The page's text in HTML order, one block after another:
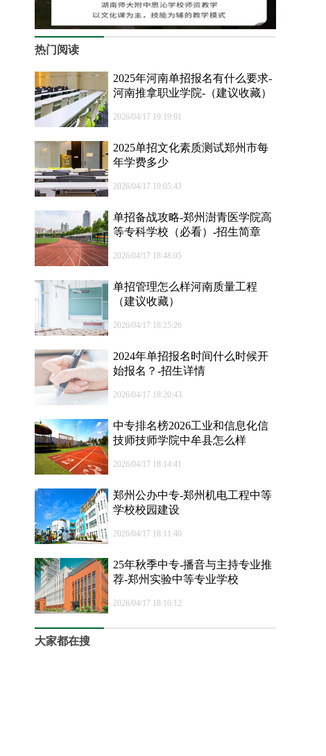
热门阅读
2025年河南单招报名有什么要求-
河南推拿职业学院-（建议收藏）
2026/04/17 19:19:01
2025单招文化素质测试郑州市每
年学费多少
2026/04/17 19:05:43
单招备战攻略-郑州澍青医学院高
等专科学校（必看）-招生简章
2026/04/17 18:48:05
单招管理怎么样河南质量工程
（建议收藏）
2026/04/17 18:25:26
2024年单招报名时间什么时候开
始报名？-招生详情
2026/04/17 18:20:43
中专排名榜2026工业和信息化信
技师技师学院中牟县怎么样
2026/04/17 18:14:41
郑州公办中专-郑州机电工程中等
学校校园建设
2026/04/17 18:11:40
25年秋季中专-播音与主持专业推
荐-郑州实验中等专业学校
2026/04/17 18:10:12
大家都在搜